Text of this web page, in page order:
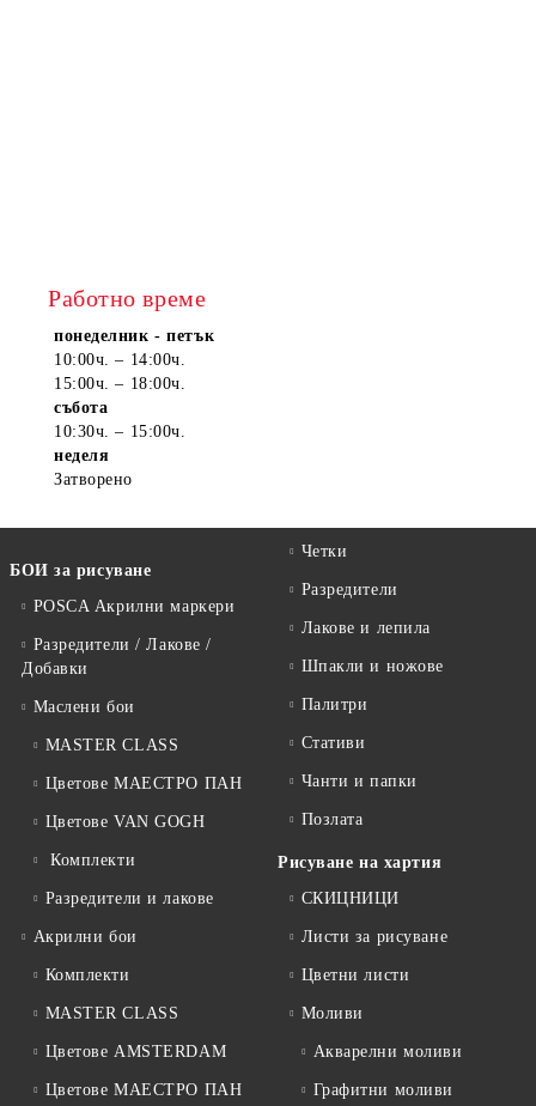
Работно време
понеделник - петък
10:00ч. – 14:00ч.
15:00ч. – 18:00ч.
събота
10:30ч. – 15:00ч.
неделя
Затворено
БОИ за рисуване
POSCA Акрилни маркери
Разредители / Лакове /
Добавки
Маслени бои
MASTER CLASS
Цветове МАЕСТРО ПАН
Цветове VAN GOGH
Комплекти
Разредители и лакове
Акрилни бои
Комплекти
MASTER CLASS
Цветове AMSTERDAM
Цветове МАЕСТРО ПАН
Четки
Разредители
Лакове и лепила
Шпакли и ножове
Палитри
Стативи
Чанти и папки
Позлата
Рисуване на хартия
СКИЦНИЦИ
Листи за рисуване
Цветни листи
Моливи
Акварелни моливи
Графитни моливи